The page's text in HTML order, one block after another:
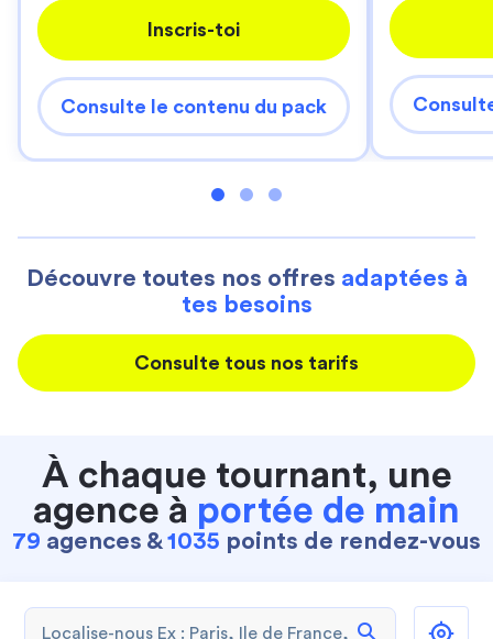
Inscris-toi
Consulte le contenu du pack
Découvre toutes nos offres adaptées à
tes besoins
Consulte tous nos tarifs
À chaque tournant, une
agence à portée de main
79 agences &1035 points de rendez-vous
search